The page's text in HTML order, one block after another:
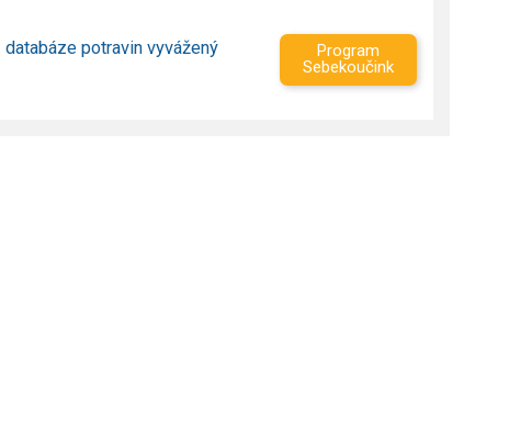
potravin vyvážený
Program
Sebekoučink